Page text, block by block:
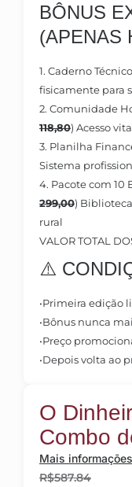
BÔNUS
(APENAS
1. Caderno
fisicamente para
2. Comunidade
118,80) Acesso
3. Planilha
Sistema
4. Pacote com 10
299,00)
rural
VALOR TOTAL
⚠️
•Primeira edição
•Bônus nunca
•Preço
•Depois volta ao
O
Combo
Mais informações
R$587.84